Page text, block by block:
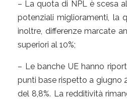
– La quota di NPL è scesa
potenziali miglioramenti, la
inoltre, differenze marcate
superiori al 10%;
– Le banche UE hanno
punti base rispetto a giugno
del 8,8%. La redditività